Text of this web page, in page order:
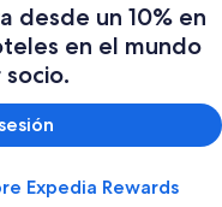
desde un 10% en
en el mundo
socio.
Expedia Rewards